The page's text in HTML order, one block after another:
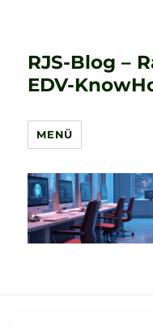
RJS-Blog –
EDV-
MENÜ